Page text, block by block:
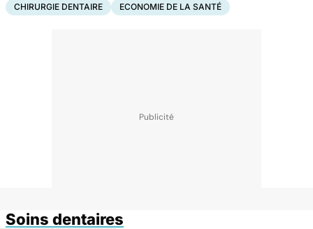
CHIRURGIE DENTAIRE
ECONOMIE DE LA SANTÉ
Soins dentaires